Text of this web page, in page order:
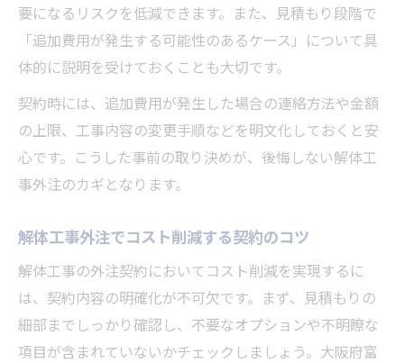
要になるリスクを低減できます。また、見積もり段階で
「追加費用が発生する可能性のあるケース」について具
体的に説明を受けておくことも大切です。
契約時には、追加費用が発生した場合の連絡方法や金額
の上限、工事内容の変更手順などを明文化しておくと安
心です。こうした事前の取り決めが、後悔しない解体工
事外注のカギとなります。
解体工事外注でコスト削減する契約のコツ
解体工事の外注契約においてコスト削減を実現するに
は、契約内容の明確化が不可欠です。まず、見積もりの
細部までしっかり確認し、不要なオプションや不明瞭な
項目が含まれていないかチェックしましょう。大阪府富